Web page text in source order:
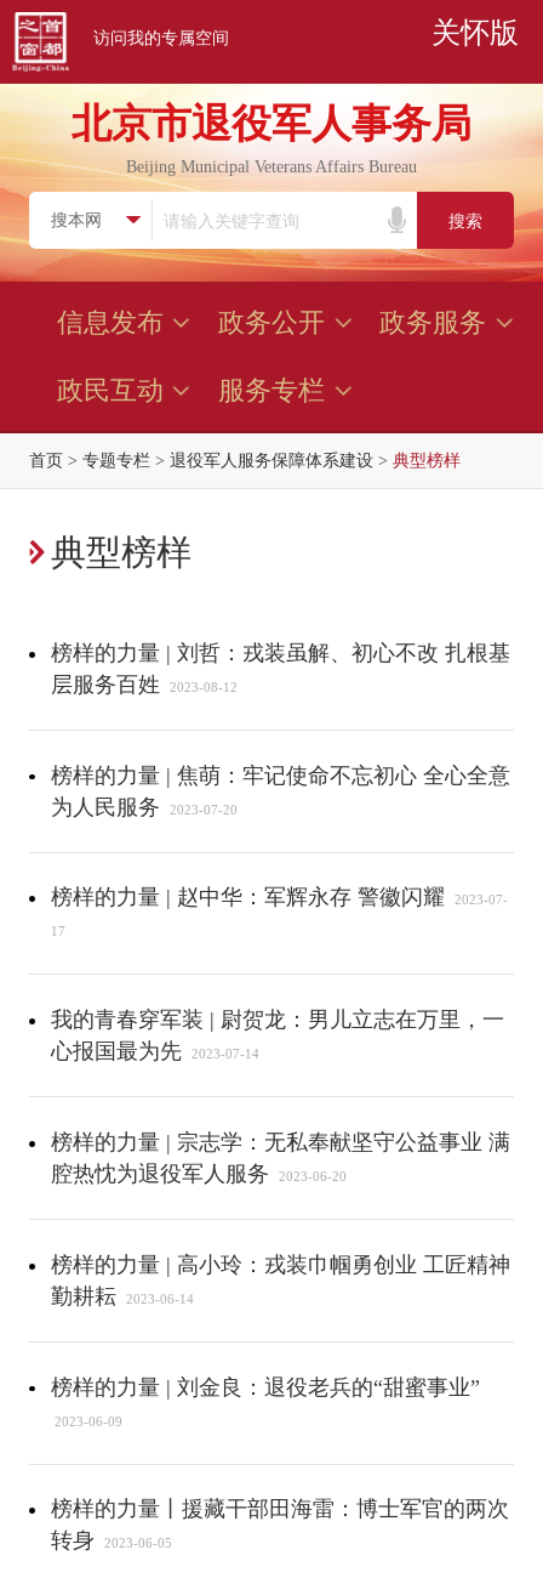
访问我的专属空间 关怀版
北京市退役军人事务局
Beijing Municipal Veterans Affairs Bureau
搜索
信息发布 政务公开 政务服务
政民互动 服务专栏
首页> 专题专栏> 退役军人服务保障体系建设> 典型榜样
典型榜样
榜样的力量 | 刘哲：戎装虽解、初心不改 扎根基
层服务百姓
2023-08-12
榜样的力量 | 焦萌：牢记使命不忘初心 全心全意
为人民服务
2023-07-20
榜样的力量 | 赵中华：军辉永存 警徽闪耀 2023-07-
17
我的青春穿军装 | 尉贺龙：男儿立志在万里，一
心报国最为先
2023-07-14
榜样的力量 | 宗志学：无私奉献坚守公益事业 满
腔热忱为退役军人服务
2023-06-20
榜样的力量 | 高小玲：戎装巾帼勇创业 工匠精神
勤耕耘
2023-06-14
榜样的力量 | 刘金良：退役老兵的“甜蜜事业”
2023-06-09
榜样的力量丨援藏干部田海雷：博士军官的两次
转身
2023-06-05